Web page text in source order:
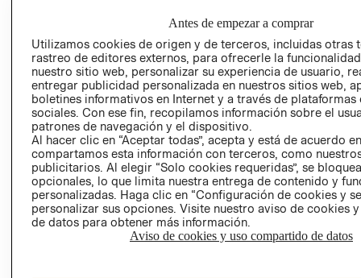
PRENSA
RELACIÓN CON
INVERSIONISTAS
POLÍTICA
EMPRESARIAL
- RETIRO EN
TIENDA
TÉRMINOS Y
CONDICIONES
PRIVACIDAD
GIFT CARD
AVISO DE
COOKIES
Antes de empezar a comprar
Utilizamos cookies de origen y de terceros, incluidas otras
rastreo de editores externos, para ofrecerle la
nuestro sitio web, personalizar su experiencia de usuario,
entregar publicidad personalizada en nuestros sitios web,
boletines informativos en Internet y a través de plataformas
sociales. Con ese fin, recopilamos información sobre el
patrones de navegación y el dispositivo.
Al hacer clic en “Aceptar todas”, acepta y está de acuerdo
compartamos esta información con terceros, como
publicitarios. Al elegir “Solo cookies requeridas”, se
opcionales, lo que limita nuestra entrega de contenido y
personalizadas. Haga clic en “Configuración de cookies y
personalizar sus opciones. Visite nuestro aviso de cookies
de datos para obtener más información.
Aviso de cookies y uso compartido de datos